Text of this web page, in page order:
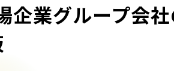
企業グループ会